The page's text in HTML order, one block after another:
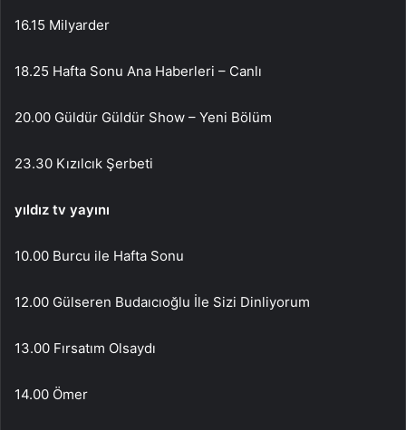
16.15 Milyarder
18.25 Hafta Sonu Ana Haberleri – Canlı
20.00 Güldür Güldür Show – Yeni Bölüm
23.30 Kızılcık Şerbeti
yıldız tv yayını
10.00 Burcu ile Hafta Sonu
12.00 Gülseren Budaıcıoğlu İle Sizi Dinliyorum
13.00 Fırsatım Olsaydı
14.00 Ömer